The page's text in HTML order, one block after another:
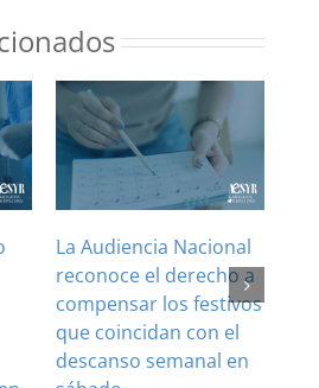
La Audiencia Nacional
reconoce el derecho a
compensar los festivos
que coincidan con el
descanso semanal en